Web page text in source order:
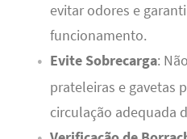
evitar odores e
funcionamento.
Evite Sobrecarga:
prateleiras e gavetas
circulação adequada